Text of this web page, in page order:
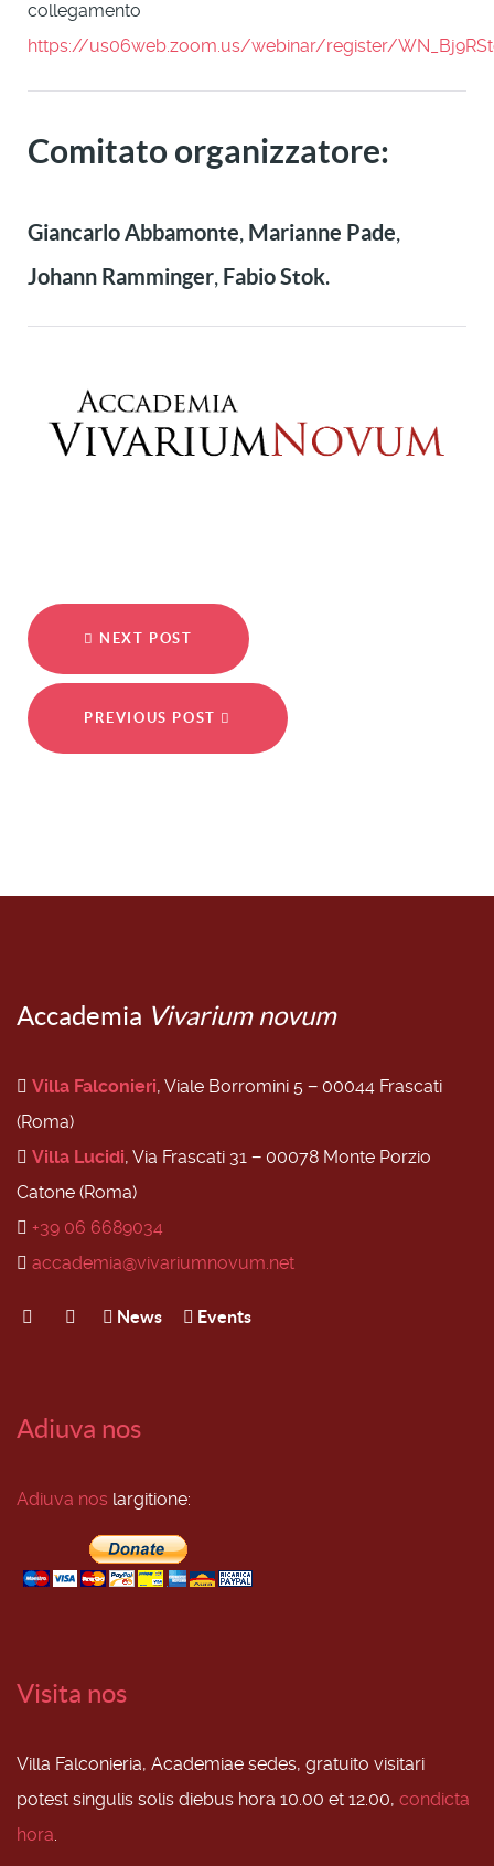
collegamento
https://us06web.zoom.us/webinar/register/
Comitato organizzatore:
Giancarlo Abbamonte, Marianne Pade,
Johann Ramminger, Fabio Stok.
NEXT POST
PREVIOUS POST
Accademia Vivarium novum
Villa Falconieri, Viale Borromini 5 − 00044 Frascati
(Roma)
Villa Lucidi, Via Frascati 31 − 00078 Monte Porzio
Catone (Roma)
+39 06 6689034
accademia@vivariumnovum.net
News Events
Adiuva nos
Adiuva nos largitione:
Visita nos
Villa Falconieria, Academiae sedes, gratuito visitari
potest singulis solis diebus hora 10.00 et 12.00, condicta
hora.